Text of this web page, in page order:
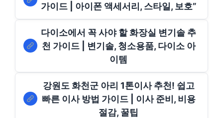
가이드 | 아이폰 액세서리, 스타일, 보호”
다이소에서 꼭 사야 할 화장실 변기솔 추
천 가이드 | 변기솔, 청소용품, 다이소 아
이템
강원도 화천군 아리 1톤이사 추천! 쉽고
빠른 이사 방법 가이드 | 이사 준비, 비용
절감, 꿀팁